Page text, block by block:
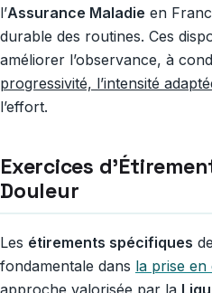
l’Assurance Maladie en
durable des routines. Ces
améliorer l’observance, à
progressivité, l’intensité
l’effort.
Exercices
Douleur
Les étirements spécifiques
fondamentale dans la prise en